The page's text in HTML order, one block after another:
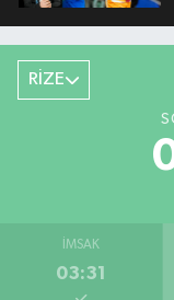
RİZE
İMSAK
03:31